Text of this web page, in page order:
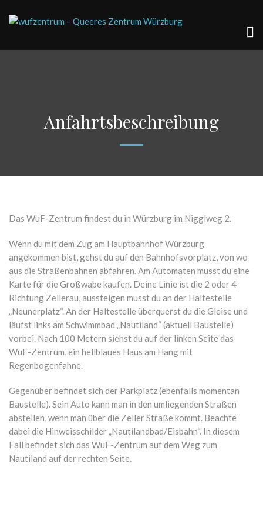
Anfahrtsbeschreibung
Das WuF-Zentrum findest du in Würzburg im Nigglweg 2.
Wenn du mit dem Zug am Hauptbahnhof Würzburg
angekommen bist, gehst du auf den Bahnhofsvorplatz, von wo
aus die Straßenbahnen abfahren. Am Automaten musst du eine
Karte für die Großwabe kaufen. Deine Linie ist die 2 oder 4
Richtung Zellerau, aussteigen musst du an der Haltestelle
„Neunerplatz“. An der Haltestelle überquerst du die Gleise und
läufst links am Schwimmbad „Nautiland“ (aktuell Baustelle)
vorbei. Nach 100 Metern siehst du auf der linken Seite das
WuF-Zentrum, ein hellblaues Haus am Hang mit
Regenbogenfahne.
Gegenüber befindet sich der Parkplatz (ebenfalls momentan
Baustelle). Sein Auto kann man in den umliegenden Straßen
abstellen, wenn man über die Zeller Straße kommt. Beachte
dabei die Hinweisschilder „Nautilandbad/Eisbahn“. In diesem
Fall befindet sich das WuF-Zentrum auf dem Weg zum
Nautiland auf der rechten Seite.